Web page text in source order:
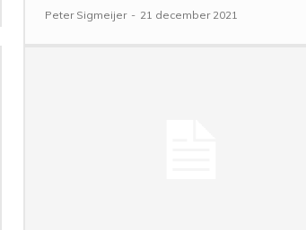
Peter Sigmeijer - 21 december 2021